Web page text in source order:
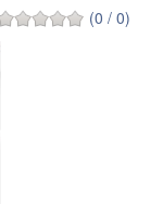
(0 / 0)